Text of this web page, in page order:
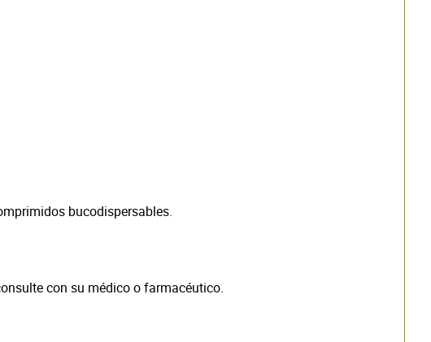
bucodispersables.
con su médico o farmacéutico.